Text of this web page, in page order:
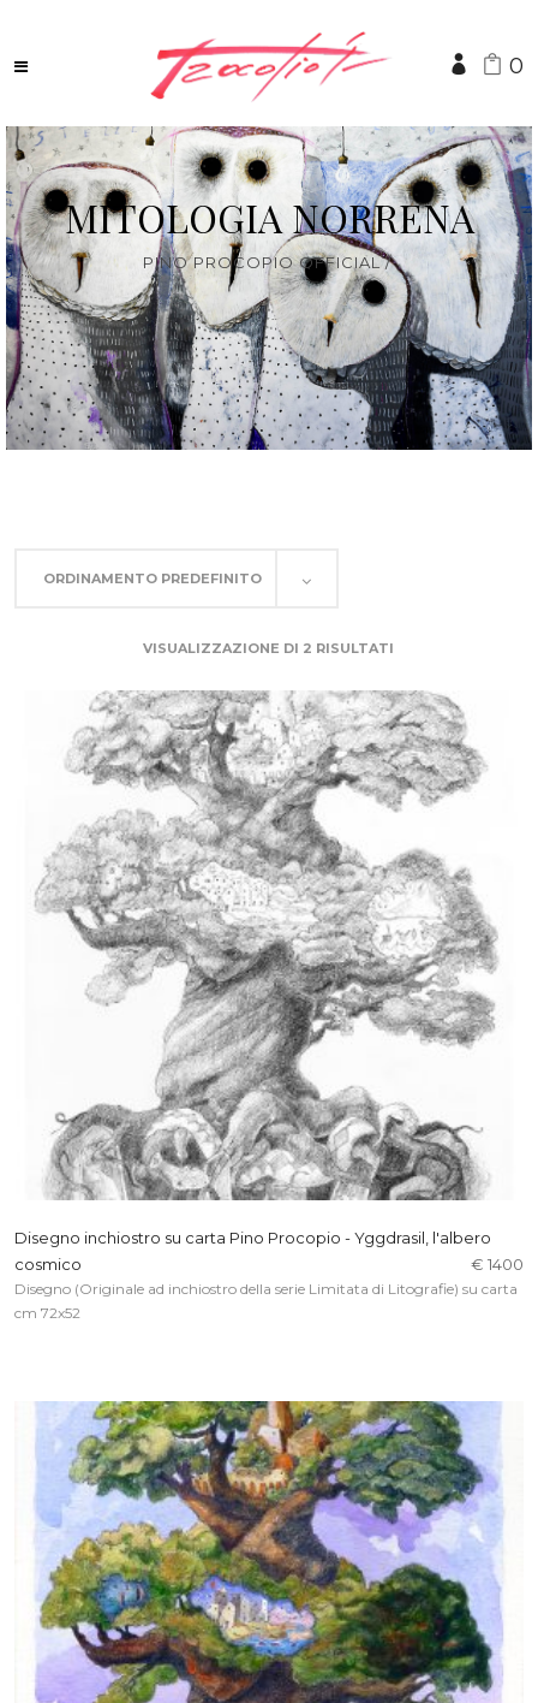
0
MITOLOGIA NORRENA
PINO PROCOPIO OFFICIAL/
ORDINAMENTO PREDEFINITO
VISUALIZZAZIONE DI 2 RISULTATI
Disegno inchiostro su carta Pino Procopio - Yggdrasil, l'albero
cosmico
€ 1400
Disegno (Originale ad inchiostro della serie Limitata di Litografie) su carta
cm 72x52